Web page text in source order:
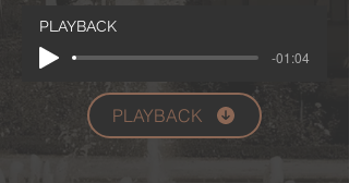
PLAYBACK
-01:04
PLAYBACK